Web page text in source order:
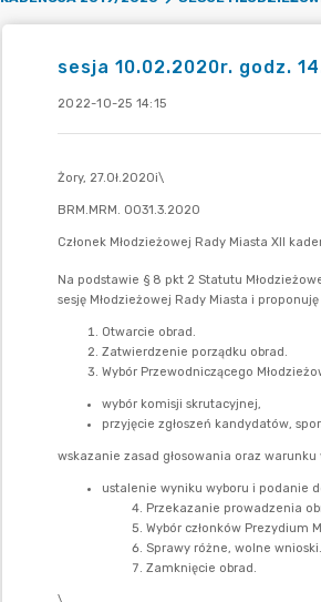
sesja 10.02.2020r. godz.
2022-10-25 14:15